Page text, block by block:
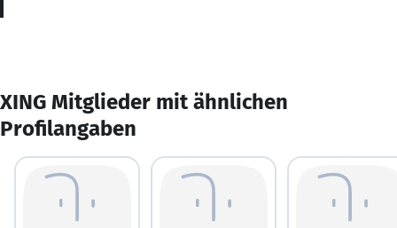
XING Mitglieder mit ähnlichen
Profilangaben